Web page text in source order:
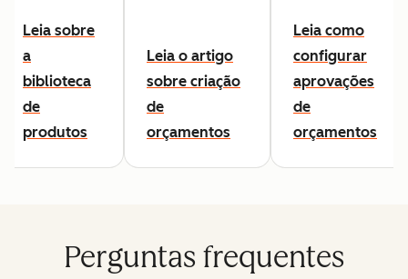
Leia sobre
a
biblioteca
de
produtos
Leia o artigo
sobre criação
de
orçamentos
Leia como
configurar
aprovações
de
orçamentos
Perguntas frequentes